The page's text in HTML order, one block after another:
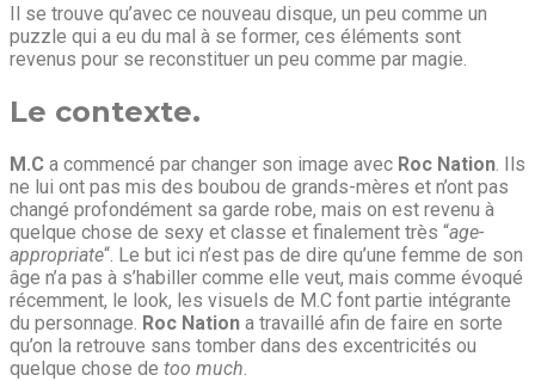
Il se trouve qu’avec ce nouveau disque, un peu comme un
puzzle qui a eu du mal à se former, ces éléments sont
revenus pour se reconstituer un peu comme par magie.
Le contexte.
M.C a commencé par changer son image avec Roc Nation . Ils
ne lui ont pas mis des boubou de grands-mères et n’ont pas
changé profondément sa garde robe, mais on est revenu à
quelque chose de sexy et classe et finalement très “age-
appropriate“. Le but ici n’est pas de dire qu’une femme de son
âge n’a pas à s’habiller comme elle veut, mais comme évoqué
récemment, le look, les visuels de M.C font partie intégrante
du personnage. Roc Nation a travaillé afin de faire en sorte
qu’on la retrouve sans tomber dans des excentricités ou
quelque chose de too much